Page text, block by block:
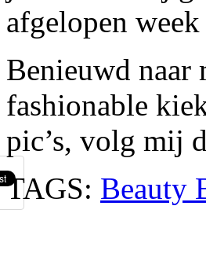
afgelopen
Benieuwd naar
fashionable
pic’s, volg mij
TAGS: Beauty